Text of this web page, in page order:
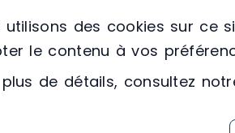
.
sur nos
dans votre
utilisons des cookies sur ce
le contenu à vos
plus de détails, consultez